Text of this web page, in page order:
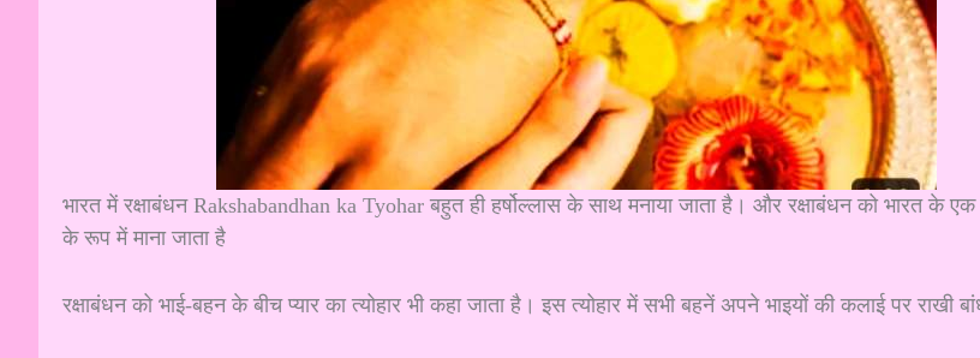
भारत में रक्षाबंधन Rakshabandhan ka Tyohar बहुत ही हर्षोल्लास के साथ मनाया जाता है। और रक्षाबंधन को भारत के एक
के रूप में माना जाता है
रक्षाबंधन को भाई-बहन के बीच प्यार का त्योहार भी कहा जाता है। इस त्योहार में सभी बहनें अपने भाइयों की कलाई पर राखी